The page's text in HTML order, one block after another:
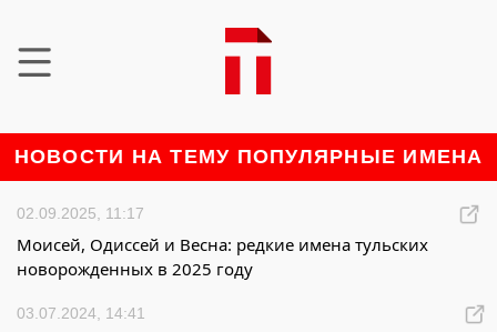
НОВОСТИ НА ТЕМУ ПОПУЛЯРНЫЕ ИМЕНА
02.09.2025, 11:17
Моисей, Одиссей и Весна: редкие имена тульских
новорожденных в 2025 году
03.07.2024, 14:41